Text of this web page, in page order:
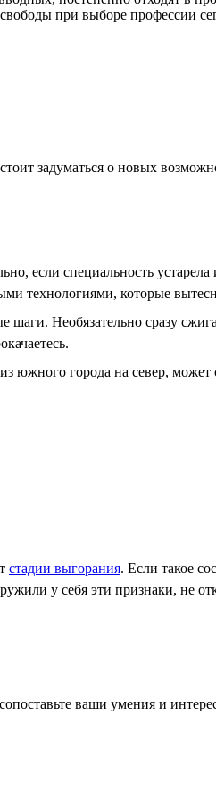
при выборе профессии
задуматься о новых
если специальность
технологиями, которые
шаги. Необязательно сразу
южного города на север,
стадии выгорания. Если такое
у себя эти признаки, не
ваши умения и